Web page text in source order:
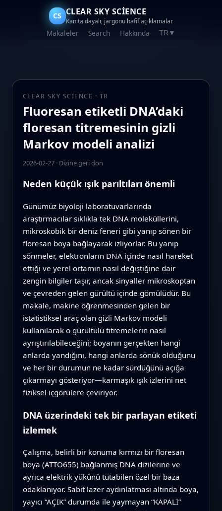
CS CLEAR SKY SCIENCE
Kanıta dayalı, jargonu hafif açıklamalar
Makaleler Search Hakkında TR ▼
CLEAR SKY SCIENCE · TR
Fluoresan etiketli DNA’daki
floresan titremesinin gizli
Markov modeli analizi
2026-02-27· Dizine geri dön
Neden küçük ışık parıltıları önemli
Günümüz biyoloji laboratuvarlarında
araştırmacılar sıklıkla tek DNA moleküllerini,
mikroskobik bir deniz feneri gibi yanıp sönen bir
floresan boya bağlayarak izliyorlar. Bu yanıp
sönmeler, elektronların DNA içinde nasıl hareket
ettiği ve yerel ortamın nasıl değiştiğine dair
zengin bilgiler taşır, ancak sinyaller mikroskoptan
ve çevreden gelen gürültü içinde gömülüdür. Bu
makale, makine öğrenmesinden gelen bir
istatistiksel araç olan gizli Markov modeli
kullanılarak o gürültülü titremelerin nasıl
ayrıştırılabileceğini; boyanın gerçekten hangi
anlarda yandığını, hangi anlarda sönük olduğunu
ve her bir durumun ne kadar sürdüğünü açığa
çıkarmayı gösteriyor—karmaşık ışık izlerini net
fiziksel içgörülere çeviriyor.
DNA üzerindeki tek bir parlayan etiketi
izlemek
Çalışma, belirli bir konuma kırmızı bir floresan
boya (ATTO655) bağlanmış DNA dizilerine ve
ayrıca elektrik yükünü tutabilen özel bir baza
odaklanıyor. Sabit lazer aydınlatması altında boya,
yayıcı “AÇIK” durumda ile yaymayan “KAPALI”